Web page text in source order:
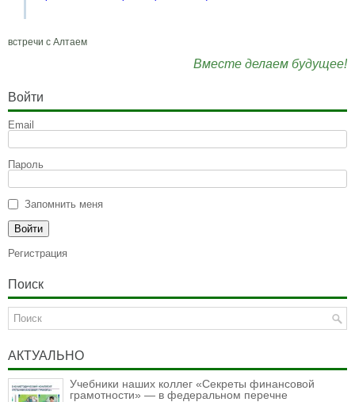
встречи с Алтаем
Вместе делаем будущее!
Войти
Email
Пароль
Запомнить меня
Регистрация
Поиск
АКТУАЛЬНО
Учебники наших коллег «Секреты финансовой
грамотности» — в федеральном перечне